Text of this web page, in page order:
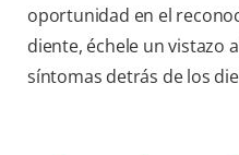
oportunidad en el
diente, échele un vistazo
síntomas detrás de los